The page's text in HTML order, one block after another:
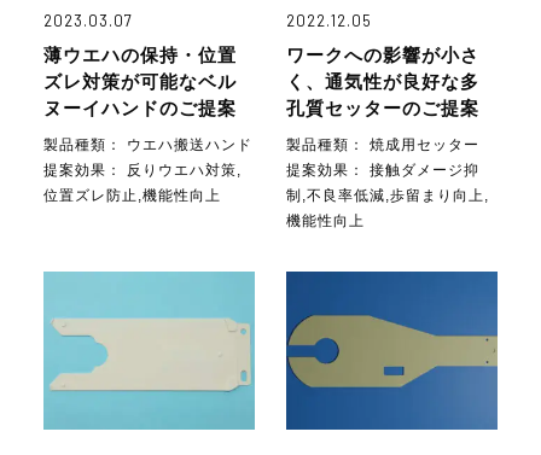
2023.03.07
薄ウエハの保持・位置
ズレ対策が可能なベル
ヌーイハンドのご提案
製品種類： ウエハ搬送ハンド
提案効果：
反りウエハ対策,
位置ズレ防止,機能性向上
2022.12.05
ワークへの影響が小さ
く、通気性が良好な多
孔質セッターのご提案
製品種類：焼成用セッター
提案効果：接触ダメージ抑
制,不良率低減,歩留まり向上,
機能性向上